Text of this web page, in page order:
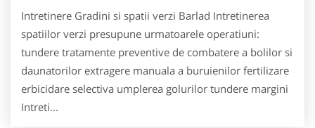
Intretinere Gradini si spatii verzi Barlad Intretinerea
spatiilor verzi presupune urmatoarele operatiuni:
tundere tratamente preventive de combatere a bolilor si
daunatorilor extragere manuala a buruienilor fertilizare
erbicidare selectiva umplerea golurilor tundere margini
Intreti...